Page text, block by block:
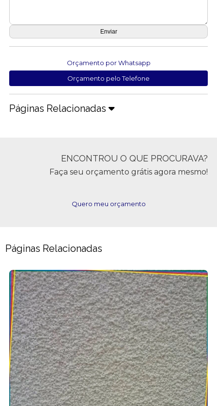
Orçamento por Whatsapp
Orçamento pelo Telefone
Páginas Relacionadas
ENCONTROU O QUE PROCURAVA?
Faça seu orçamento grátis agora mesmo!
Quero meu orçamento
Páginas Relacionadas